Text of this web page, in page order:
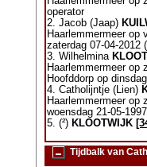
operator
2. Jacob (Jaap)
Haarlemmermeer op
zaterdag 07-04-2012
3. Wilhelmina
Haarlemmermeer op
Hoofddorp op
4. Catholijntje (Lien)
Haarlemmermeer op
woensdag 21-05-
5. (²) KLOOTWIJK
Tijdbalk van